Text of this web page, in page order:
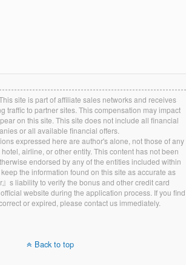
site is part of affiliate sales networks and receives
traffic to partner sites. This compensation may impact
on this site. This site does not include all financial
or all available financial offers.
expressed here are author's alone, not those of any
airline, or other entity. This content has not been
endorsed by any of the entities included within
the information found on this site as accurate as
s liability to verify the bonus and other credit card
website during the application process. If you find
or expired, please contact us immediately.
Back to top